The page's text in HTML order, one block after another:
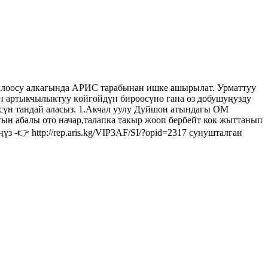
алкагында АРИС тарабынан ишке ашырылат. Урматтуу
көйгөйдүн бирөөсүнө гана өз добушуңузду
аласыз. 1.Акчал уулу Дуйшон атындагы ОМ
абалы ото начар,талапка такыр жооп бербейт кок жыттанып
-👉 http://rep.aris.kg/VIP3AF/SI/?opid=2317 сунушталган